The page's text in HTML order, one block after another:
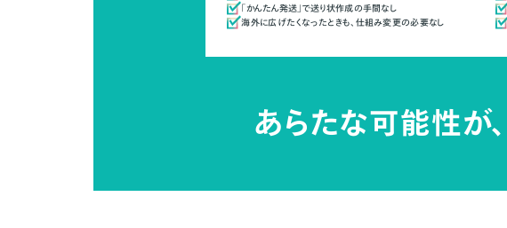
「かんたん発送」で送り状作成の手間なし
海外に広げたくなったときも、仕組み変更の必要なし
あらたな可能性が、